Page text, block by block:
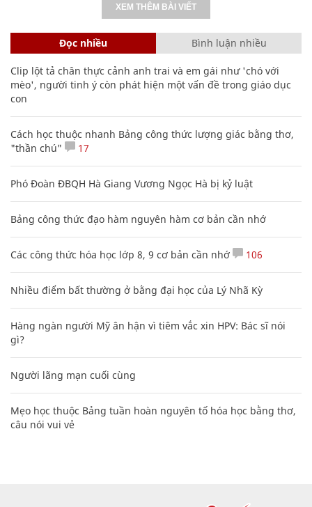
XEM THÊM BÀI VIẾT
Đọc nhiều Bình luận nhiều
Clip lột tả chân thực cảnh anh trai và em gái như 'chó với
mèo', người tinh ý còn phát hiện một vấn đề trong giáo dục
con
Cách học thuộc nhanh Bảng công thức lượng giác bằng thơ,
"thần chú"
17
Phó Đoàn ĐBQH Hà Giang Vương Ngọc Hà bị kỷ luật
Bảng công thức đạo hàm nguyên hàm cơ bản cần nhớ
Các công thức hóa học lớp 8, 9 cơ bản cần nhớ 106
Nhiều điểm bất thường ở bằng đại học của Lý Nhã Kỳ
Hàng ngàn người Mỹ ân hận vì tiêm vắc xin HPV: Bác sĩ nói
gì?
Người lãng mạn cuối cùng
Mẹo học thuộc Bảng tuần hoàn nguyên tố hóa học bằng thơ,
câu nói vui vẻ